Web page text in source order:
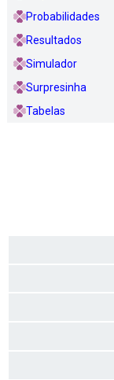
Probabilidades
Resultados
Simulador
Surpresinha
Tabelas